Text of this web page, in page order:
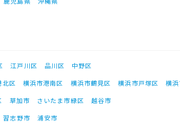
江戸川区 品川区
中野区
北区 横浜市港南区 横浜市鶴見区 横浜市戸塚区
横
草加市 さいたま市緑区
越谷市
習志野市 浦安市